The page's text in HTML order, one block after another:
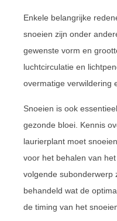
Enkele belangrijke
snoeien zijn onder
gewenste vorm en
luchtcirculatie en
overmatige verwildering
Snoeien is ook
gezonde bloei. Kennis
laurierplant moet
voor het behalen van
volgende subonderwerp
behandeld wat de
de timing van het